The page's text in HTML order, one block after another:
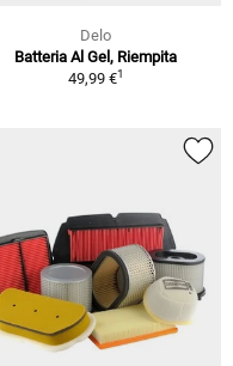
Delo
Batteria Al Gel, Riempita
49,99 €1